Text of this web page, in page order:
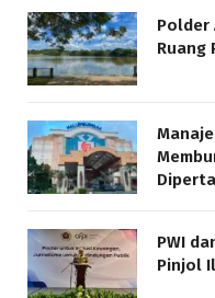
Polder
Ruang
PWI
Pinjol